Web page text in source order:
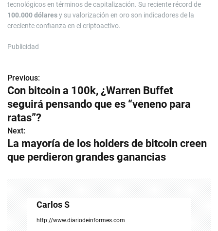
tecnológicos en términos de capitalización. Su reciente récord de
100.000 dólaresy su valorización en oro son indicadores de la
creciente confianza en el criptoactivo.
Publicidad
N
a
v
e
g
Previous:
Con bitcoin a 100k, ¿Warren Buffet
seguirá pensando que es “veneno para
ratas”?
Next:
La mayoría de los holders de bitcoin creen
que perdieron grandes ganancias
Carlos S
http://www.diariodeinformes.com